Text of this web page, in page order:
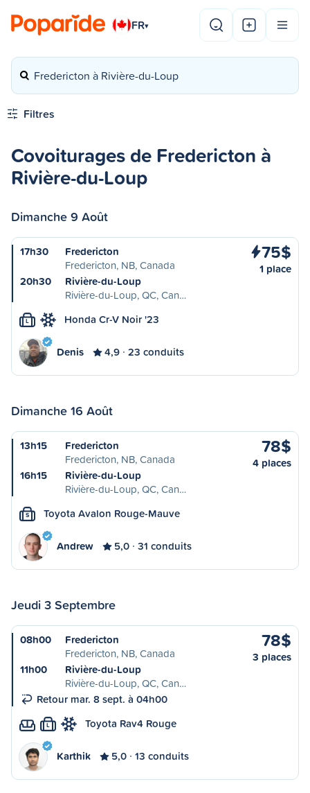
FR▾
Fredericton à Rivière-du-Loup
Filtres
Covoiturages de Fredericton à
Rivière-du-Loup
Dimanche 9 Août
17h30
Fredericton
Fredericton, NB, Canada
20h30
Rivière-du-Loup
Rivière-du-Loup, QC, Can…
75$
1 place
L Honda Cr-V Noir '23
Denis 4,9 23 conduits
Dimanche 16 Août
13h15
Fredericton
Fredericton, NB, Canada
16h15
Rivière-du-Loup
Rivière-du-Loup, QC, Can…
78$
4 places
S Toyota Avalon Rouge-Mauve
Andrew 5,0 31 conduits
Jeudi 3 Septembre
08h00
Fredericton
Fredericton, NB, Canada
11h00
Rivière-du-Loup
Rivière-du-Loup, QC, Can…
Retour mar. 8 sept. à 04h00
78$
3 places
L Toyota Rav4 Rouge
Karthik 5,0 13 conduits